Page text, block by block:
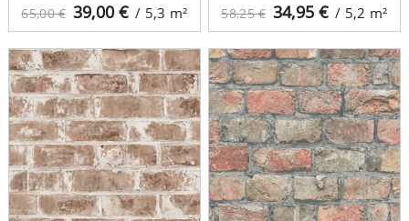
65,00 € 39,00€ / 5,3 m²
58,25 € 34,95 € / 5,2 m²